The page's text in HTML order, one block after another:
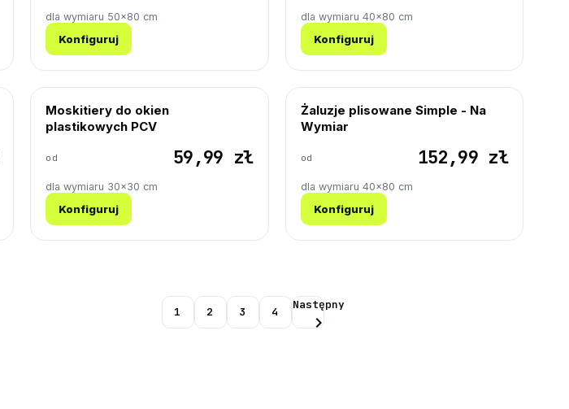
dla wymiaru 50×80 cm
Konfiguruj
dla wymiaru 40×80 cm
Konfiguruj
Moskitiery do okien
plastikowych PCV
od 59,99 zł
dla wymiaru 30×30 cm
Konfiguruj
Żaluzje plisowane Simple - Na
Wymiar
od 152,99 zł
dla wymiaru 40×80 cm
Konfiguruj
1 2 3 4
Następny
